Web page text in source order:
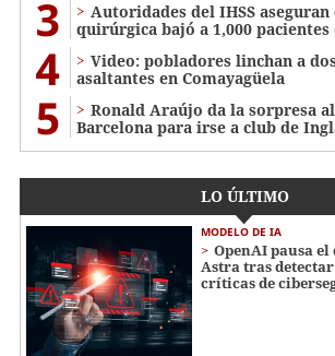
3
Autoridades del IHSS
quirúrgica bajó a 1,000 pacientes
4
Video: pobladores linchan a
asaltantes en Comayagüela
5
Ronald Araújo da la sorpresa
Barcelona para irse a club de
LO ÚLTIMO
MODELO DE IA
OpenAI pausa
Astra tras
críticas de